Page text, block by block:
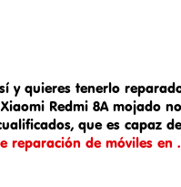
y quieres tenerlo
Xiaomi Redmi 8A mojado
que es capaz
reparación de móviles en .